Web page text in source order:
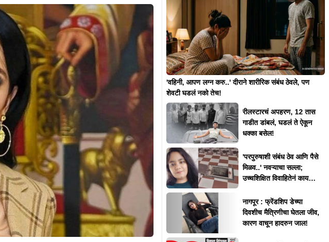
'वहिनी, आपण लग्न करु..' दीराने शारीरिक संबंध ठेवले, पण
शेवटी घडलं नको तेच!
रीलस्टारचं अपहरण, 12 तास
गाडीत डांबलं, घडलं ते ऐकून
धक्का बसेल!
'परपुरुषाशी संबंध ठेव आणि पैसे
मिळव..' नवऱ्याचा सल्ला;
उच्चशिक्षित विवाहितेनं काय
नागपूर : फ्रेंडशिप डेच्या
दिवशीच मैत्रिणीचा घेतला जीव,
कारण वाचून हादरुन जाल!